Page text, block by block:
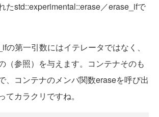
たstd::experimental::erase／erase_ifで
の第一引数にはイテレータではなく、
（参照）を与えます。コンテナそのも
、コンテナのメンバ関数eraseを呼び出
てカラクリですね。